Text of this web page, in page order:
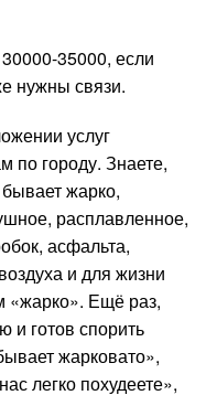
35000, если
нужны связи.
услуг
по городу. Знаете,
жарко,
расплавленное,
асфальта,
и для жизни
«жарко». Ещё раз,
и готов спорить
жарковато»,
легко похудеете»,